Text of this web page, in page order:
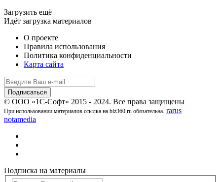
Загрузить ещё
Идёт загрузка материалов
О проекте
Правила использования
Политика конфиденциальности
Карта сайта
© ООО «1С-Софт» 2015 - 2024. Все права защищены
При использовании материалов ссылка на biz360.ru обязательна. rarus
notamedia
Подписка на материалы